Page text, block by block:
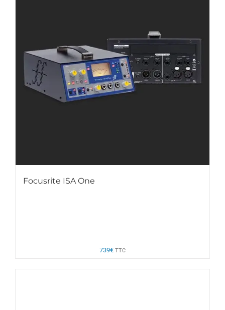
Focusrite ISA One
739€ TTC